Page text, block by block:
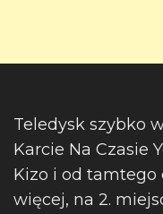
Teledysk szybko
Karcie Na Czasie
Kizo i od tamtego
więcej, na 2.